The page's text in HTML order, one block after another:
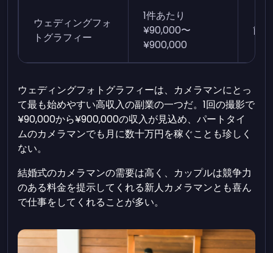
ウェディングフォ
トグラフィー
1件あたり
¥90,000〜
¥900,000
簡単
ウェディングフォトグラフィーは、カメラマンにとっ
て最も始めやすい高収入の副業の一つだ。1回の撮影で
¥90,000から¥900,000の収入が見込め、パートタイ
ムのカメラマンでも月に数十万円を稼ぐことも珍しく
ない。
結婚式のカメラマンの需要は高く、カップルは競争力
のある料金を提示してくれる新人カメラマンとも喜ん
で仕事をしてくれることが多い。